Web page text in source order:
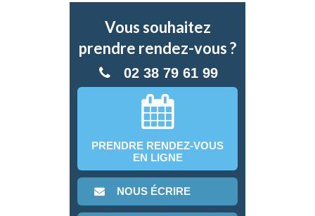
Vous souhaitez
prendre rendez-vous ?
02 38 79 61 99
PRENDRE RENDEZ-VOUS
EN LIGNE
NOUS ÉCRIRE